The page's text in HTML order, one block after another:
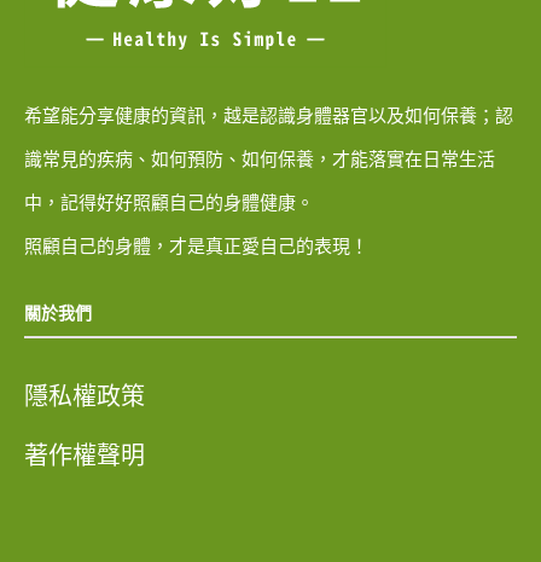
希望能分享健康的資訊，越是認識身體器官以及如何保養；認
識常見的疾病、如何預防、如何保養，才能落實在日常生活
中，記得好好照顧自己的身體健康。
照顧自己的身體，才是真正愛自己的表現！
關於我們
隱私權政策
著作權聲明